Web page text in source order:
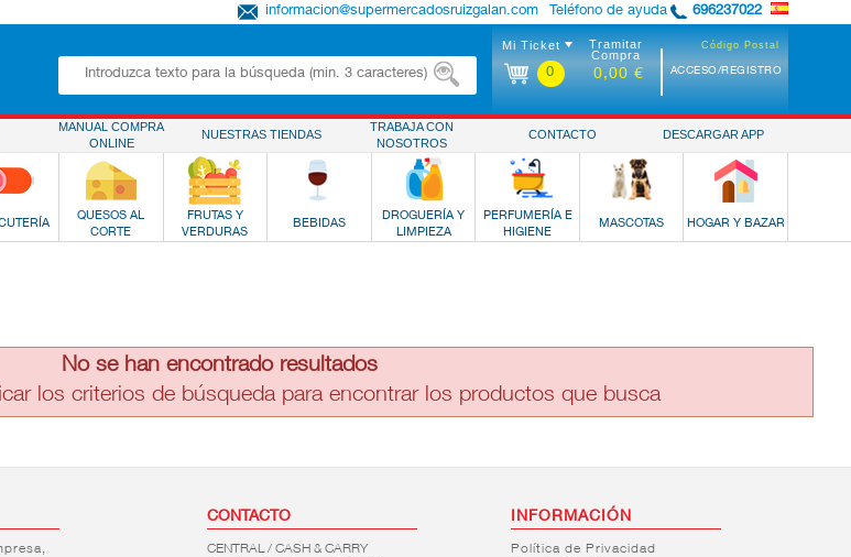
Teléfono de ayuda 696237022
informacion@supermercadosruizgalan.com
Código Postal
ACCESO/REGISTRO
Mi Ticket
0
Tramitar
Compra
0,00 €
MANUAL COMPRA
ONLINE
NUESTRAS TIENDAS
TRABAJA CON
NOSOTROS
CONTACTO DESCARGAR APP
QUESOS AL
CORTE
FRUTAS Y
VERDURAS
BEBIDAS
DROGUERÍA Y
LIMPIEZA
PERFUMERÍA E
HIGIENE
MASCOTAS HOGAR Y BAZAR
No se han encontrado resultados
los criterios de búsqueda para encontrar los productos que busca
CONTACTO
CENTRAL / CASH & CARRY
INFORMACIÓN
Política de Privacidad